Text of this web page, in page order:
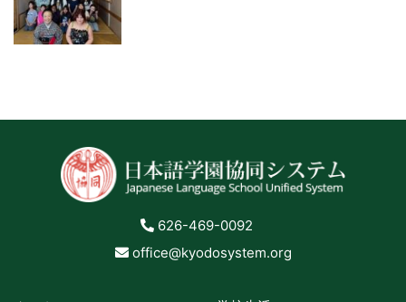
626-469-0092
office@kyodosystem.org